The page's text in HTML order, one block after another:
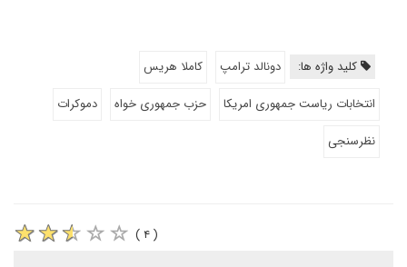
کلید واژه ها: دونالد ترامپ
کاملا هریس
انتخابات ریاست جمهوری امریکا
حزب جمهوری خواه
دموکرات
نظرسنجی
( ۴ )